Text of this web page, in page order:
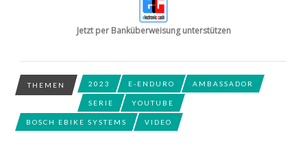
Jetzt per Banküberweisung unterstützen
THEMEN 2023 E-ENDURO AMBASSADOR
SERIE YOUTUBE
BOSCH EBIKE SYSTEMS VIDEO